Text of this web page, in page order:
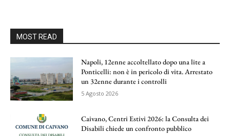
MOST READ
Napoli, 12enne accoltellato dopo una lite a
Ponticelli: non è in pericolo di vita. Arrestato
un 32enne durante i controlli
5 Agosto 2026
Caivano, Centri Estivi 2026: la Consulta dei
Disabili chiede un confronto pubblico